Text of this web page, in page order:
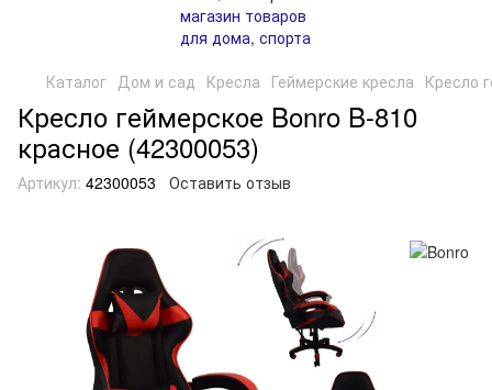
Каталог Дом и сад Кресла Геймерские кресла Кресло
Кресло геймерское Bonro B-810
красное (42300053)
Артикул: 42300053 Оставить отзыв